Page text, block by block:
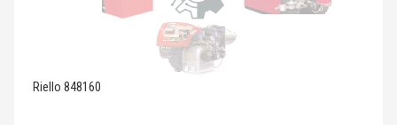
Riello 848160